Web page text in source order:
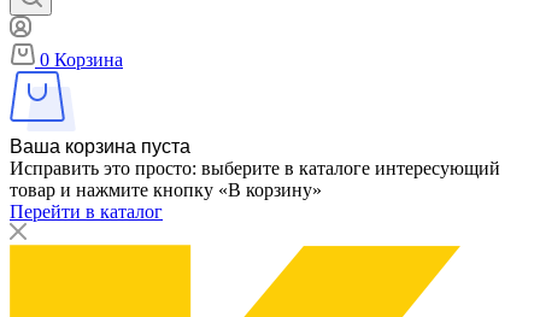
0 Корзина
Ваша корзина пуста
Исправить это просто: выберите в каталоге интересующий
товар и нажмите кнопку «В корзину»
Перейти в каталог